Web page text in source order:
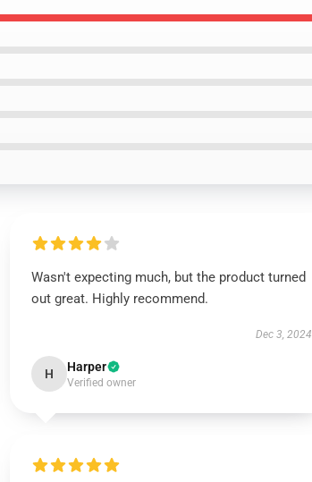
Wasn't expecting much, but the product turned
out great. Highly recommend.
Dec 3, 2024
H Harper
Verified owner